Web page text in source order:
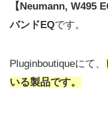
【Neumann, W495
バンドEQです。
Pluginboutiqueにて、
いる製品です。